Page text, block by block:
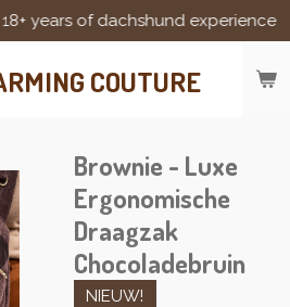
COUTURE
years of dachshund experience
Brownie - Luxe
Ergonomische
Draagzak
Chocoladebruin
NIEUW!